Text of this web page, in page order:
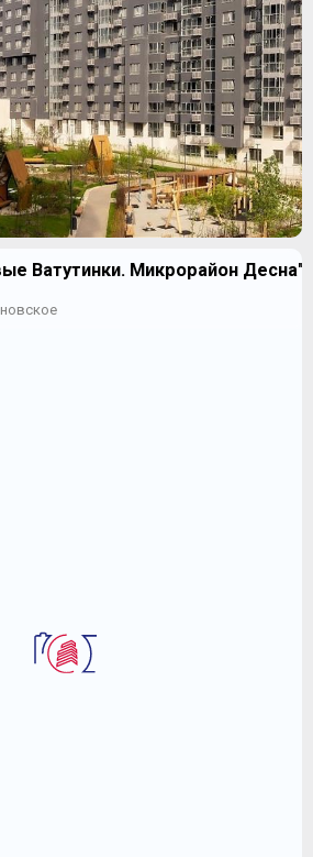
Ватутинки. Микрорайон Десна"